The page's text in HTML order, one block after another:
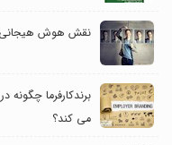
نقش هوش هیجانی
برندکارفرما
می کند؟